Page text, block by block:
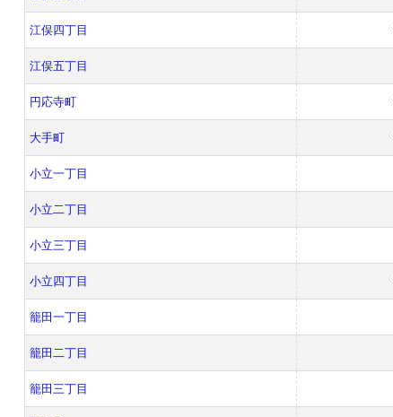
江俣四丁目
江俣五丁目
円応寺町
大手町
小立一丁目
小立二丁目
小立三丁目
小立四丁目
籠田一丁目
籠田二丁目
籠田三丁目